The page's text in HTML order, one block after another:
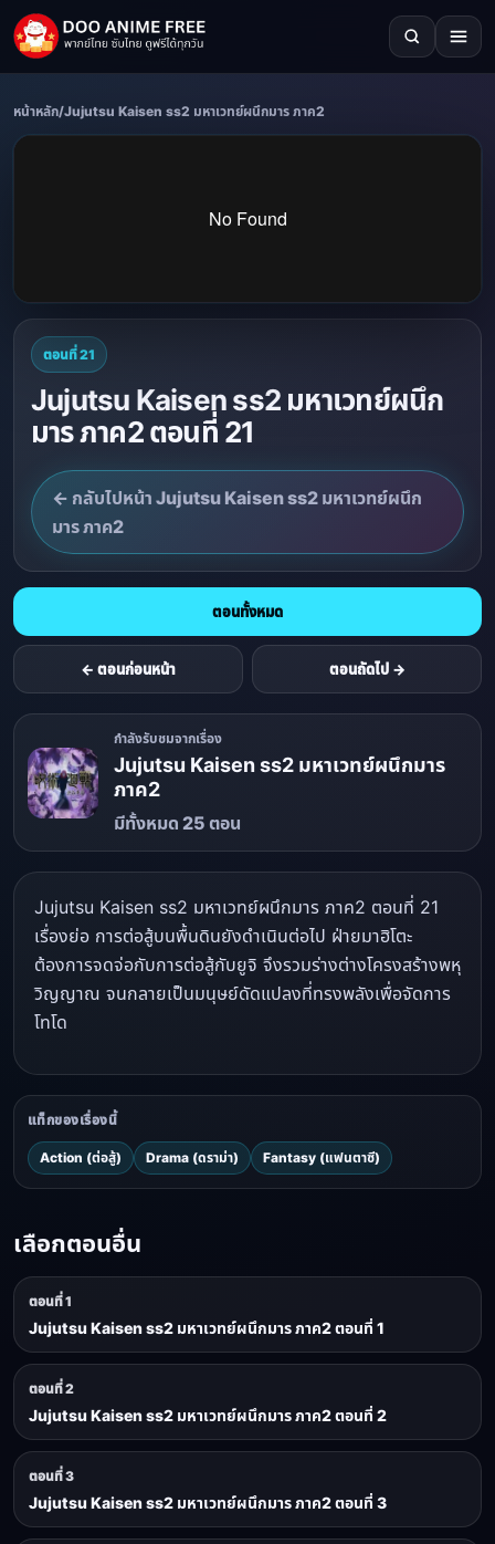
หน้าหลัก/Jujutsu Kaisen ss2 มหาเวทย์ผนึกมาร ภาค2
ตอนที่ 21
Jujutsu Kaisen ss2 มหาเวทย์ผนึก
มาร ภาค2 ตอนที่ 21
← กลับไปหน้า Jujutsu Kaisen ss2 มหาเวทย์ผนึก
มาร ภาค2
← ตอนก่อนหน้า
ตอนทั้งหมด
ตอนถัดไป →
กำลังรับชมจากเรื่อง
Jujutsu Kaisen ss2 มหาเวทย์ผนึกมาร
ภาค2
มีทั้งหมด 25 ตอน
Jujutsu Kaisen ss2 มหาเวทย์ผนึกมาร ภาค2 ตอนที่ 21
เรื่องย่อ การต่อสู้บนพื้นดินยังดำเนินต่อไป ฝ่ายมาฮิโตะ
ต้องการจดจ่อกับการต่อสู้กับยูจิ จึงรวมร่างต่างโครงสร้างพหุ
วิญญาณ จนกลายเป็นมนุษย์ดัดแปลงที่ทรงพลังเพื่อจัดการ
โทโด
แท็กของเรื่องนี้
Action (ต่อสู้) Drama (ดราม่า) Fantasy (แฟนตาซี)
เลือกตอนอื่น
ตอนที่ 1
Jujutsu Kaisen ss2 มหาเวทย์ผนึกมาร ภาค2 ตอนที่ 1
ตอนที่ 2
Jujutsu Kaisen ss2 มหาเวทย์ผนึกมาร ภาค2 ตอนที่ 2
ตอนที่ 3
Jujutsu Kaisen ss2 มหาเวทย์ผนึกมาร ภาค2 ตอนที่ 3